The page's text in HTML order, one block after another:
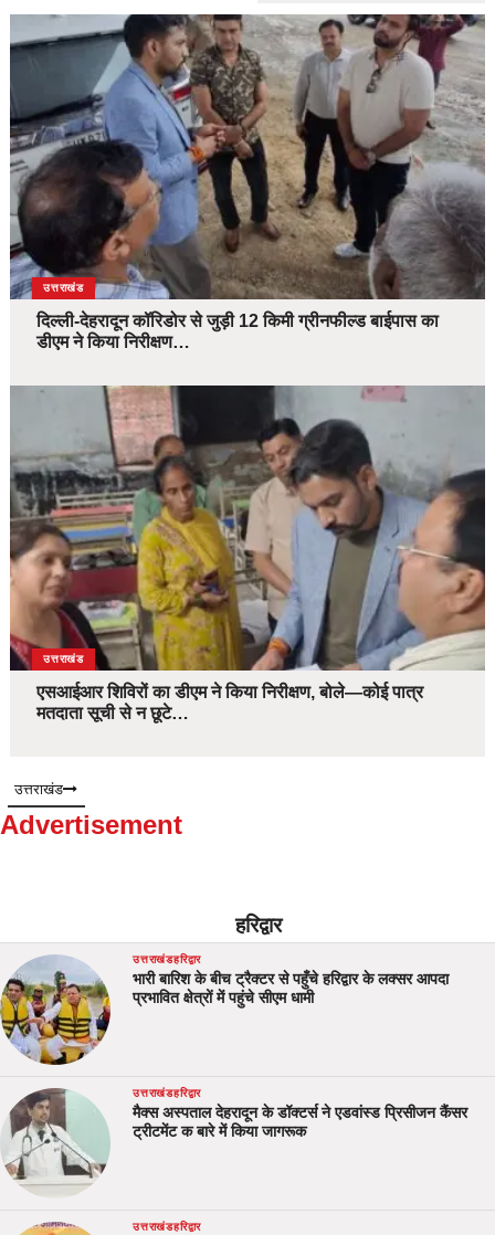
उत्तराखंड
दिल्ली-देहरादून कॉरिडोर से जुड़ी 12 किमी ग्रीनफील्ड बाईपास का
डीएम ने किया निरीक्षण…
उत्तराखंड
एसआईआर शिविरों का डीएम ने किया निरीक्षण, बोले—कोई पात्र
मतदाता सूची से न छूटे…
उत्तराखंड
Advertisement
हरिद्वार
उत्तराखंडहरिद्वार
भारी बारिश के बीच ट्रैक्टर से पहुँचे हरिद्वार के लक्सर आपदा
प्रभावित क्षेत्रों में पहुंचे सीएम धामी
उत्तराखंडहरिद्वार
मैक्स अस्पताल देहरादून के डॉक्टर्स ने एडवांस्ड प्रिसीजन कैंसर
ट्रीटमेंट क बारे में किया जागरूक
उत्तराखंडहरिद्वार